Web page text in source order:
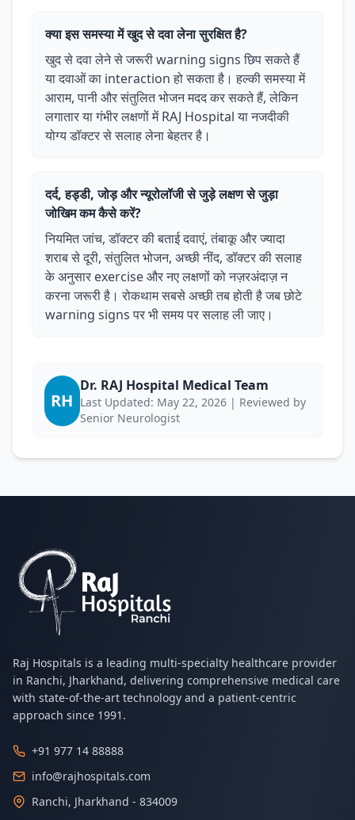
क्या इस समस्या में खुद से दवा लेना सुरक्षित है?
खुद से दवा लेने से जरूरी warning signs छिप सकते हैं
या दवाओं का interaction हो सकता है। हल्की समस्या में
आराम, पानी और संतुलित भोजन मदद कर सकते हैं, लेकिन
लगातार या गंभीर लक्षणों में RAJ Hospital या नजदीकी
योग्य डॉक्टर से सलाह लेना बेहतर है।
दर्द, हड्डी, जोड़ और न्यूरोलॉजी से जुड़े लक्षण से जुड़ा
जोखिम कम कैसे करें?
नियमित जांच, डॉक्टर की बताई दवाएं, तंबाकू और ज्यादा
शराब से दूरी, संतुलित भोजन, अच्छी नींद, डॉक्टर की सलाह
के अनुसार exercise और नए लक्षणों को नज़रअंदाज़ न
करना जरूरी है। रोकथाम सबसे अच्छी तब होती है जब छोटे
warning signs पर भी समय पर सलाह ली जाए।
RH
Dr. RAJ Hospital Medical Team
Last Updated: May 22, 2026 | Reviewed by
Senior Neurologist
Raj Hospitals is a leading multi-specialty healthcare provider
in Ranchi, Jharkhand, delivering comprehensive medical care
with state-of-the-art technology and a patient-centric
approach since 1991.
+91 977 14 88888
info@rajhospitals.com
Ranchi, Jharkhand - 834009